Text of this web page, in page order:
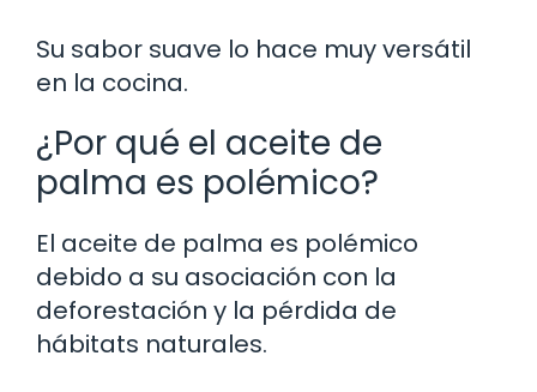
Su sabor suave lo hace muy versátil
en la cocina.
¿Por qué el aceite de
palma es polémico?
El aceite de palma es polémico
debido a su asociación con la
deforestación y la pérdida de
hábitats naturales.